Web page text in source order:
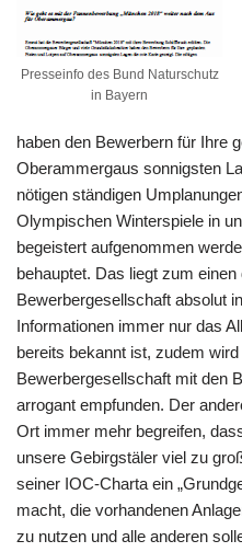
Presseinfo des Bund Naturschutz
in Bayern
haben den Bewerbern für Ihre
Oberammergaus sonnigsten
nötigen ständigen
Olympischen Winterspiele in
begeistert aufgenommen
behauptet. Das liegt zum
Bewerbergesellschaft absolut
Informationen immer nur das
bereits bekannt ist, zudem
Bewerbergesellschaft mit den
arrogant empfunden. Der
Ort immer mehr begreifen,
unsere Gebirgstäler viel zu
seiner IOC-Charta ein
macht, die vorhandenen
zu nutzen und alle anderen